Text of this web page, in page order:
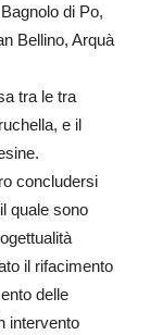
di Po,
Bellino, Arquà
tra le tra
e il
concludersi
quale sono
il rifacimento
delle
intervento